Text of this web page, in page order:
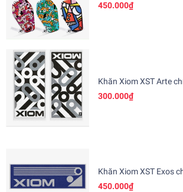
450.000₫
Khăn Xiom XST Arte
300.000₫
Khăn Xiom XST Exos
450.000₫